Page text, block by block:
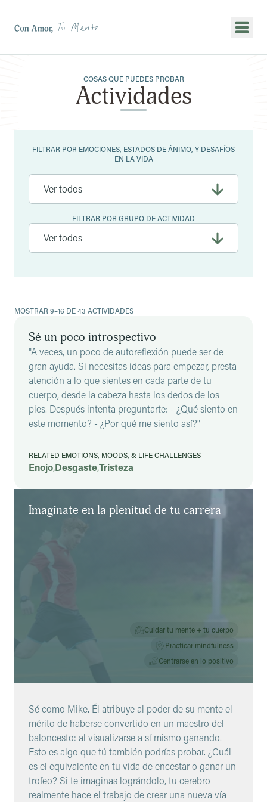
COSAS QUE PUEDES PROBAR
Actividades
FILTRAR POR EMOCIONES, ESTADOS DE ÁNIMO, Y DESAFÍOS
EN LA VIDA
FILTRAR POR GRUPO DE ACTIVIDAD
Resultados
MOSTRAR 9–16 DE 43 ACTIVIDADES
Sé un poco introspectivo
"A veces, un poco de autoreflexión puede ser de
gran ayuda. Si necesitas ideas para empezar, presta
atención a lo que sientes en cada parte de tu
cuerpo, desde la cabeza hasta los dedos de los
pies. Después intenta preguntarte: - ¿Qué siento en
este momento? - ¿Por qué me siento así?"
RELATED EMOTIONS, MOODS, & LIFE CHALLENGES
Enojo,Desgaste,Tristeza
Imagínate en la plenitud de tu carrera
Cuidar tu mente + tu cuerpo
Practicar mindfulness
Centrarse en lo positivo
Sé como Mike. Él atribuye al poder de su mente el
mérito de haberse convertido en un maestro del
baloncesto: al visualizarse a sí mismo ganando.
Esto es algo que tú también podrías probar. ¿Cuál
es el equivalente en tu vida de encestar o ganar un
trofeo? Si te imaginas lográndolo, tu cerebro
realmente hace el trabajo de crear una nueva vía